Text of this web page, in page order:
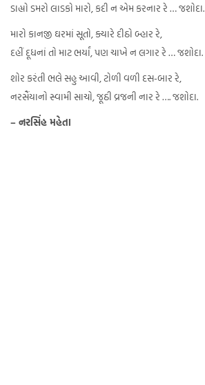
ડાહ્યો ડમરો લાડકો મારો, કદી ન એમ કરનાર રે … જશોદા.
મારો કાનજી ઘરમાં સૂતો, ક્યારે દીઠો બ્હાર રે,
દહીં દૂધનાં તો માટ ભર્યાં, પણ ચાખે ન લગાર રે … જશોદા.
શોર કરંતી ભલે સહુ આવી, ટોળી વળી દસ-બાર રે,
નરસૈંયાનો સ્વામી સાચો, જૂઠી વ્રજની નાર રે …. જશોદા.
– નરસિંહ મહેતા